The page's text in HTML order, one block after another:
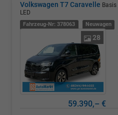
Volkswagen T7 Caravelle Basis
LED
Fahrzeug-Nr: 378063 Neuwagen
28
59.390,– €